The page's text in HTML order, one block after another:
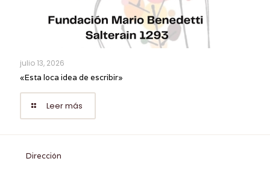
julio 13, 2026
«Esta loca idea de escribir»
Leer más
Dirección